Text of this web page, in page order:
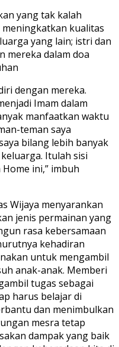
yang tak kalah
kualitas
yang lain; istri dan
mereka dalam doa
dengan mereka.
Imam dalam
manfaatkan waktu
teman saya
bilang lebih banyak
Itulah sisi
ini,” imbuh
Wijaya menyarankan
jenis permainan yang
rasa kebersamaan
kehadiran
untuk mengambil
anak-anak. Memberi
tugas sebagai
harus belajar di
dan menimbulkan
mesra tetap
dampak yang baik